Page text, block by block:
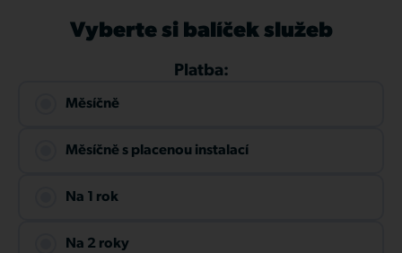
Vyberte si balíček služeb
Platba:
Měsíčně
Měsíčně s placenou instalací
Na 1 rok
Na 2 roky